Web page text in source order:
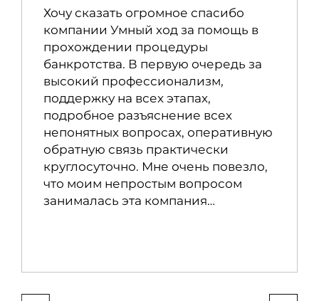
Хочу сказать огромное спасибо
компании Умный ход за помощь в
прохождении процедуры
банкротства. В первую очередь за
высокий профессионализм,
поддержку на всех этапах,
подробное разъяснение всех
непонятных вопросах, оперативную
обратную связь практически
круглосуточно. Мне очень повезло,
что моим непростым вопросом
занималась эта компания…